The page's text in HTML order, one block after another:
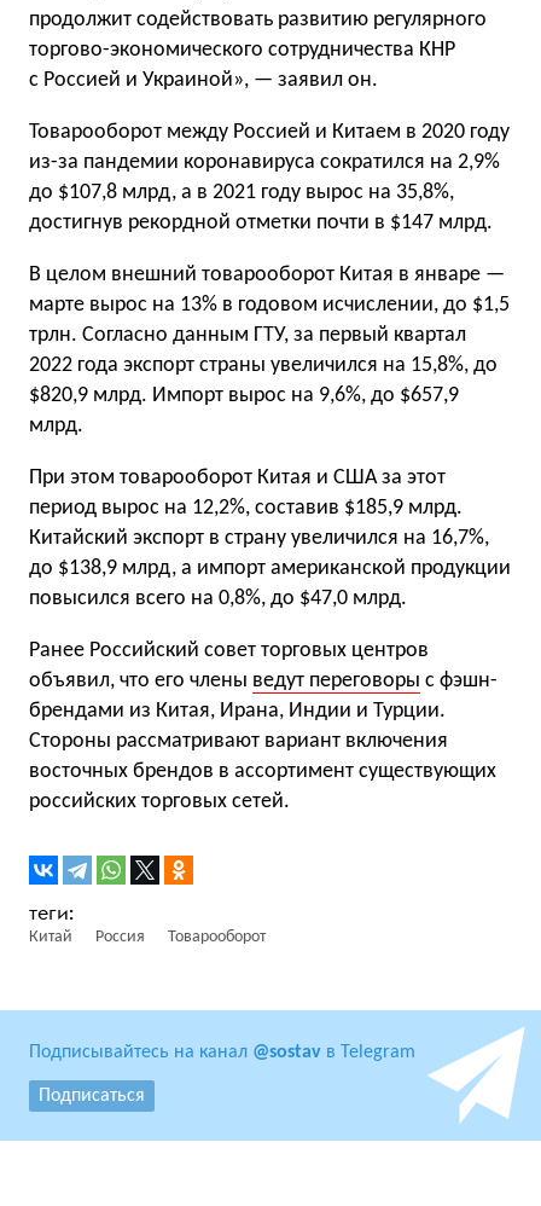
продолжит содействовать развитию регулярного
торгово-экономического сотрудничества КНР
с Россией и Украиной», — заявил он.
Товарооборот между Россией и Китаем в 2020 году
из-за пандемии коронавируса сократился на 2,9%
до $107,8 млрд, а в 2021 году вырос на 35,8%,
достигнув рекордной отметки почти в $147 млрд.
В целом внешний товарооборот Китая в январе —
марте вырос на 13% в годовом исчислении, до $1,5
трлн. Согласно данным ГТУ, за первый квартал
2022 года экспорт страны увеличился на 15,8%, до
$820,9 млрд. Импорт вырос на 9,6%, до $657,9
млрд.
При этом товарооборот Китая и США за этот
период вырос на 12,2%, составив $185,9 млрд.
Китайский экспорт в страну увеличился на 16,7%,
до $138,9 млрд, а импорт американской продукции
повысился всего на 0,8%, до $47,0 млрд.
Ранее Российский совет торговых центров
объявил, что его члены ведут переговоры с фэшн-
брендами из Китая, Ирана, Индии и Турции.
Стороны рассматривают вариант включения
восточных брендов в ассортимент существующих
российских торговых сетей.
Китай Россия Товарооборот
Подписывайтесь на канал @sostav в Telegram
Подписаться